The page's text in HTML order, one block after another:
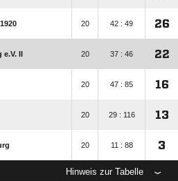
20 42 : 49 26
II 20 37 : 46 22
20 47 : 85 16
20 29 : 116 13
20 11 : 88 3
Hinweis zur Tabelle